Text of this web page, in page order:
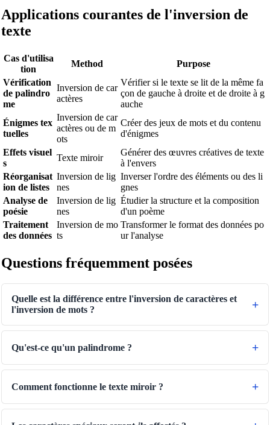
🔗Related Tools
📐Unit Converters
🔧 OUTILS
Length Converter
Convertisseur de Poids
Applications courantes de l'inversion de
texte
Cas d'utilisa
tion
Method
Purpose
Vérification
de palindro
me
Inversion de car
actères
Vérifier si le texte se lit de la même fa
çon de gauche à droite et de droite à g
auche
Énigmes tex
tuelles
Inversion de car
actères ou de m
ots
Créer des jeux de mots et du contenu
d'énigmes
Effets visuel
s
Texte miroir
Générer des œuvres créatives de texte
à l'envers
Réorganisat
ion de listes
Inversion de lig
nes
Inverser l'ordre des éléments ou des li
gnes
Analyse de
poésie
Inversion de lig
nes
Étudier la structure et la composition
d'un poème
Traitement
des données
Inversion de mo
ts
Transformer le format des données po
ur l'analyse
Questions fréquemment posées
Quelle est la différence entre l'inversion de caractères et
l'inversion de mots ?
Qu'est-ce qu'un palindrome ?
Comment fonctionne le texte miroir ?